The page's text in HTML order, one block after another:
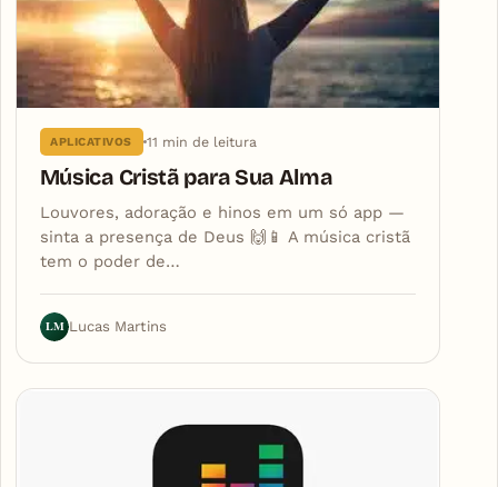
APLICATIVOS 11 min de leitura
Música Cristã para Sua Alma
Louvores, adoração e hinos em um só app —
sinta a presença de Deus 🙌📱 A música cristã
tem o poder de…
LM Lucas Martins